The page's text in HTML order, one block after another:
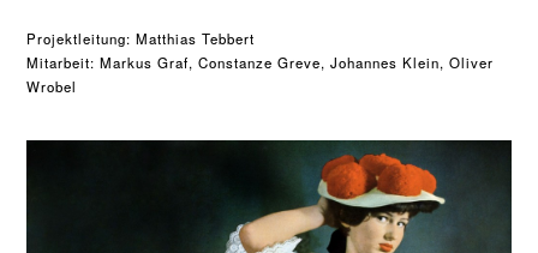
Projektleitung: Matthias Tebbert
Mitarbeit: Markus Graf, Constanze Greve, Johannes Klein, Oliver
Wrobel